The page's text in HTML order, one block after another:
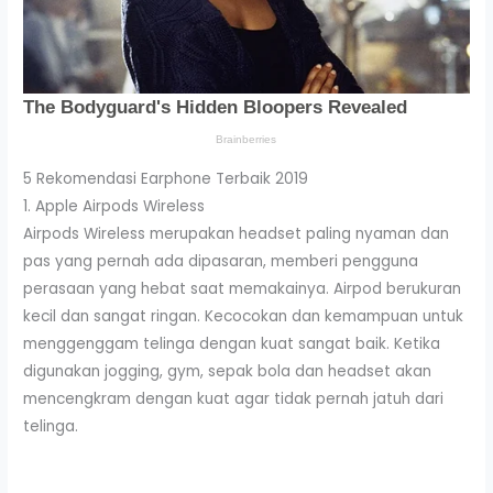
5 Rekomendasi Earphone Terbaik 2019
1. Apple Airpods Wireless
Airpods Wireless merupakan headset paling nyaman dan
pas yang pernah ada dipasaran, memberi pengguna
perasaan yang hebat saat memakainya. Airpod berukuran
kecil dan sangat ringan. Kecocokan dan kemampuan untuk
menggenggam telinga dengan kuat sangat baik. Ketika
digunakan jogging, gym, sepak bola dan headset akan
mencengkram dengan kuat agar tidak pernah jatuh dari
telinga.